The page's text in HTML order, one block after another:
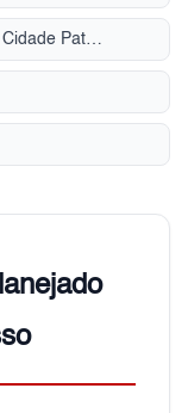
Avenida Professorua Edgarua Santos, Cidade Patriarca